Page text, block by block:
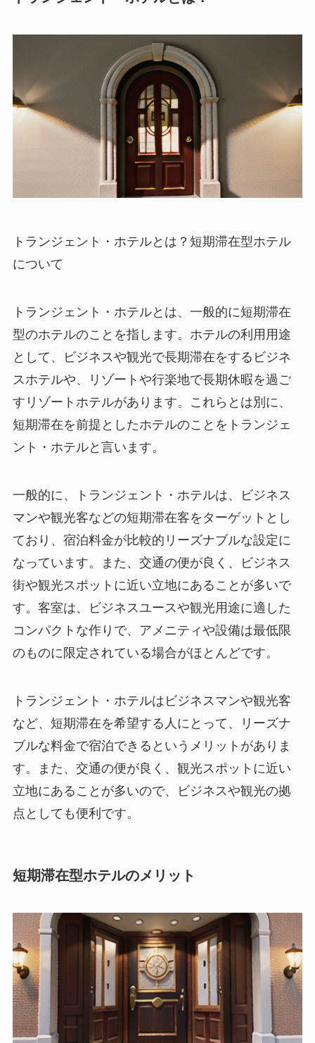
トランジェント・ホテルとは？短期滞在型ホテル
について
トランジェント・ホテルとは、一般的に短期滞在
型のホテルのことを指します。ホテルの利用用途
として、ビジネスや観光で長期滞在をするビジネ
スホテルや、リゾートや行楽地で長期休暇を過ご
すリゾートホテルがあります。これらとは別に、
短期滞在を前提としたホテルのことをトランジェ
ント・ホテルと言います。
一般的に、トランジェント・ホテルは、ビジネス
マンや観光客などの短期滞在客をターゲットとし
ており、宿泊料金が比較的リーズナブルな設定に
なっています。また、交通の便が良く、ビジネス
街や観光スポットに近い立地にあることが多いで
す。客室は、ビジネスユースや観光用途に適した
コンパクトな作りで、アメニティや設備は最低限
のものに限定されている場合がほとんどです。
トランジェント・ホテルはビジネスマンや観光客
など、短期滞在を希望する人にとって、リーズナ
ブルな料金で宿泊できるというメリットがありま
す。
また、交通の便が良く、観光スポットに近い
立地にあることが多いので、ビジネスや観光の拠
点としても便利です。
短期滞在型ホテルのメリット